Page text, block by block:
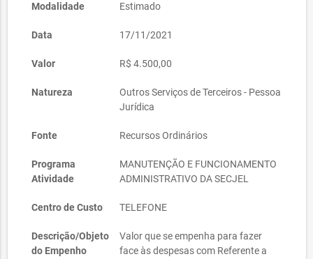
Modalidade Estimado
Data 17/11/2021
Valor R$ 4.500,00
Natureza
Outros Serviços de Terceiros - Pessoa
Jurídica
Fonte Recursos Ordinários
Programa
Atividade
MANUTENÇÃO E FUNCIONAMENTO
ADMINISTRATIVO DA SECJEL
Centro de Custo TELEFONE
Descrição/Objeto
do Empenho
Valor que se empenha para fazer
face às despesas com Referente a